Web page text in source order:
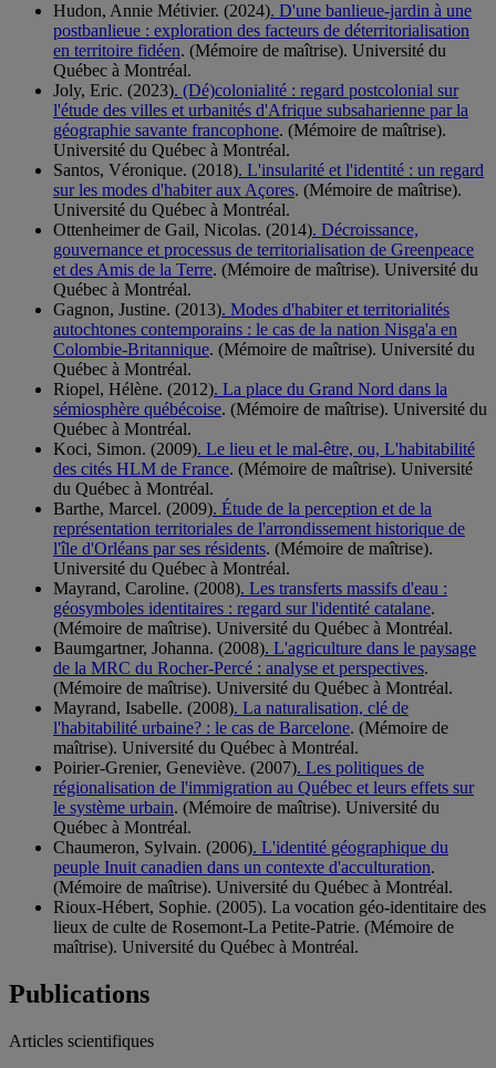
Hudon, Annie Métivier. (2024). D'une banlieue-jardin à une
postbanlieue : exploration des facteurs de déterritorialisation
en territoire fidéen. (Mémoire de maîtrise). Université du
Québec à Montréal.
Joly, Eric. (2023). (Dé)colonialité : regard postcolonial sur
l'étude des villes et urbanités d'Afrique subsaharienne par la
géographie savante francophone. (Mémoire de maîtrise).
Université du Québec à Montréal.
Santos, Véronique. (2018). L'insularité et l'identité : un regard
sur les modes d'habiter aux Açores. (Mémoire de maîtrise).
Université du Québec à Montréal.
Ottenheimer de Gail, Nicolas. (2014). Décroissance,
gouvernance et processus de territorialisation de Greenpeace
et des Amis de la Terre. (Mémoire de maîtrise). Université du
Québec à Montréal.
Gagnon, Justine. (2013). Modes d'habiter et territorialités
autochtones contemporains : le cas de la nation Nisga'a en
Colombie-Britannique. (Mémoire de maîtrise). Université du
Québec à Montréal.
Riopel, Hélène. (2012). La place du Grand Nord dans la
sémiosphère québécoise. (Mémoire de maîtrise). Université du
Québec à Montréal.
Koci, Simon. (2009). Le lieu et le mal-être, ou, L'habitabilité
des cités HLM de France. (Mémoire de maîtrise). Université
du Québec à Montréal.
Barthe, Marcel. (2009). Étude de la perception et de la
représentation territoriales de l'arrondissement historique de
l'île d'Orléans par ses résidents. (Mémoire de maîtrise).
Université du Québec à Montréal.
Mayrand, Caroline. (2008). Les transferts massifs d'eau :
géosymboles identitaires : regard sur l'identité catalane.
(Mémoire de maîtrise). Université du Québec à Montréal.
Baumgartner, Johanna. (2008). L'agriculture dans le paysage
de la MRC du Rocher-Percé : analyse et perspectives.
(Mémoire de maîtrise). Université du Québec à Montréal.
Mayrand, Isabelle. (2008). La naturalisation, clé de
l'habitabilité urbaine? : le cas de Barcelone. (Mémoire de
maîtrise). Université du Québec à Montréal.
Poirier-Grenier, Geneviève. (2007). Les politiques de
régionalisation de l'immigration au Québec et leurs effets sur
le système urbain. (Mémoire de maîtrise). Université du
Québec à Montréal.
Chaumeron, Sylvain. (2006). L'identité géographique du
peuple Inuit canadien dans un contexte d'acculturation.
(Mémoire de maîtrise). Université du Québec à Montréal.
Rioux-Hébert, Sophie. (2005). La vocation géo-identitaire des
lieux de culte de Rosemont-La Petite-Patrie. (Mémoire de
maîtrise). Université du Québec à Montréal.
Publications
Articles scientifiques